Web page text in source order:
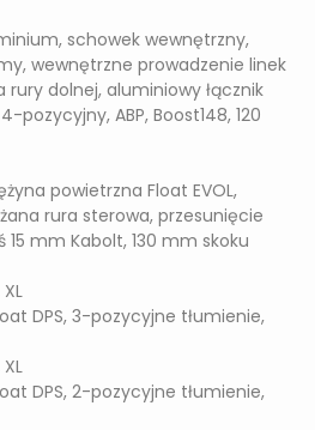
schowek wewnętrzny,
wewnętrzne prowadzenie linek
rury dolnej, aluminiowy łącznik
pozycyjny, ABP, Boost148, 120
powietrzna Float EVOL,
rura sterowa, przesunięcie
15 mm Kabolt, 130 mm skoku
DPS, 3-pozycyjne tłumienie,
DPS, 2-pozycyjne tłumienie,